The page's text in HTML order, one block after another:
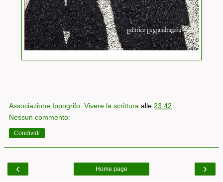
Associazione Ippogrifo. Vivere la scrittura alle 23:42
Nessun commento:
Condividi
‹ ›
Home page